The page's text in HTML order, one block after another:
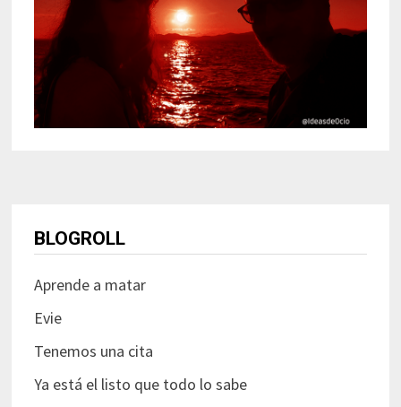
BLOGROLL
Aprende a matar
Evie
Tenemos una cita
Ya está el listo que todo lo sabe